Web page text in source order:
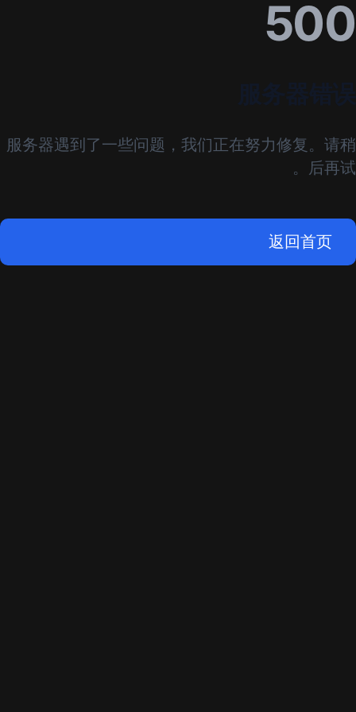
500
服务器遇到了一些问题，我们正在努力修复。请稍
后再试。
返回首页